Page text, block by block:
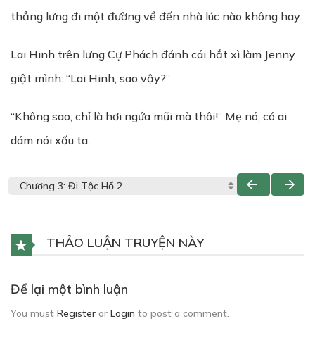
thẳng lưng đi một đường về đến nhà lúc nào không hay.
Lai Hinh trên lưng Cự Phách đánh cái hắt xì làm Jenny
giật mình: “Lai Hinh, sao vậy?”
“Không sao, chỉ là hơi ngứa mũi mà thôi!” Mẹ nó, có ai
dám nói xấu ta.
THẢO LUẬN TRUYỆN NÀY
Để lại một bình luận
You must Register or Login to post a comment.